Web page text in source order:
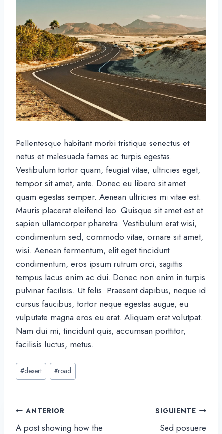
Pellentesque habitant morbi tristique senectus et
netus et malesuada fames ac turpis egestas.
Vestibulum tortor quam, feugiat vitae, ultricies eget,
tempor sit amet, ante. Donec eu libero sit amet
quam egestas semper. Aenean ultricies mi vitae est.
Mauris placerat eleifend leo. Quisque sit amet est et
sapien ullamcorper pharetra. Vestibulum erat wisi,
condimentum sed, commodo vitae, ornare sit amet,
wisi. Aenean fermentum, elit eget tincidunt
condimentum, eros ipsum rutrum orci, sagittis
tempus lacus enim ac dui. Donec non enim in turpis
pulvinar facilisis. Ut felis. Praesent dapibus, neque id
cursus faucibus, tortor neque egestas augue, eu
vulputate magna eros eu erat. Aliquam erat volutpat.
Nam dui mi, tincidunt quis, accumsan porttitor,
facilisis luctus, metus.
Etiquetas
de
entrada:
#desert #road
Navegación
de
ANTERIOR
A post showing how the
SIGUIENTE
Sed posuere